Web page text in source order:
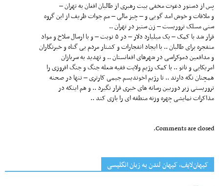
پس از دستور دعوت مخفی بیت رهبری از طالبان افغان به تهران –
و ملاقات و خوش امد گویی و – چیز مالی – مم جوات ظریف از این گروه
سنی مسلک تروریست – زن ستیز در تهران ..
قرار شد با کمک – یک میلیارد دلار – در ۵ نوبت – و با ارسال سلاح و مواد
منفجره برای طالبان .. با ایجاد انفجارات و کشتار مردم بی گناه و خبرنگاران
و مدافعین دموکراسی در شهرهای افغانستان .. و تهدید به سربازان
امریکایی و ناتو .. با کمک رژیم ولایت فقیه شعله جنگ و جنگ افروزی را
همچنان نگه دارند .. تا رژیم اخوندیسم جیمی کارتری – تنها در صحنه
تروریستی زیر دوربین رسانه های خبری قرار نگیرد .. و هم اینکه در
مذاکرات نمایشی چهره وزنه منطقه ای را بازی کند ..
Comments are closed.
کیهان‌لایف، کیهان لندن به زبان انگلیسی